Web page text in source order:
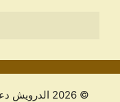
© 2026 الدرویش دعاء تسخير الزوج الزوجته